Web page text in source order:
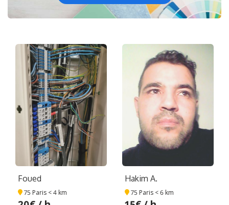
Foued
75 Paris < 4 km
Hakim A.
75 Paris < 6 km